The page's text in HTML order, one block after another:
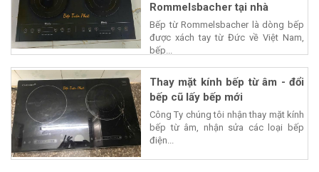
Rommelsbacher tại nhà
Bếp từ Rommelsbacher là dòng bếp
được xách tay từ Đức về Việt Nam,
bếp...
Thay mặt kính bếp từ âm - đổi
bếp cũ lấy bếp mới
Công Ty chúng tôi nhận thay mặt kính
bếp từ âm, nhận sửa các loại bếp
điện...